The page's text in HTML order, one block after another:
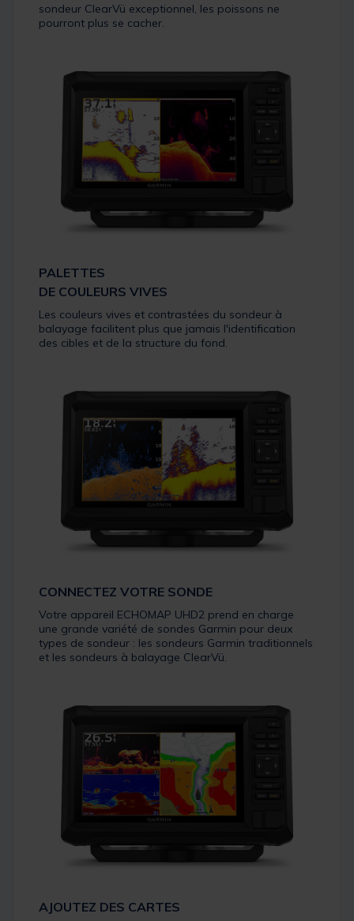
sondeur ClearVü exceptionnel, les poissons ne
pourront plus se cacher.
PALETTES
DE COULEURS VIVES
Les couleurs vives et contrastées du sondeur à
balayage facilitent plus que jamais l'identification
des cibles et de la structure du fond.
CONNECTEZ VOTRE SONDE
Votre appareil ECHOMAP UHD2 prend en charge
une grande variété de sondes Garmin pour deux
types de sondeur : les sondeurs Garmin traditionnels
et les sondeurs à balayage ClearVü.
AJOUTEZ DES CARTES